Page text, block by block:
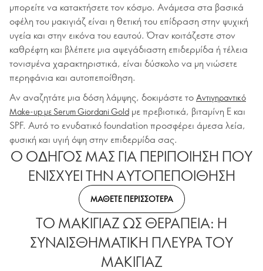
μπορείτε να κατακτήσετε τον κόσμο. Ανάμεσα στα βασικά
οφέλη του μακιγιάζ είναι η θετική του επίδραση στην ψυχική
υγεία και στην εικόνα του εαυτού. Όταν κοιτάζεστε στον
καθρέφτη και βλέπετε μια αψεγάδιαστη επιδερμίδα ή τέλεια
τονισμένα χαρακτηριστικά, είναι δύσκολο να μη νιώσετε
περηφάνια και αυτοπεποίθηση.
Αν αναζητάτε μια δόση λάμψης, δοκιμάστε το Αντιγηραντικό
Make-up με Serum Giordani Gold με πρεβιοτικά, βιταμίνη E και
SPF. Αυτό το ενυδατικό foundation προσφέρει άμεσα λεία,
φυσική και υγιή όψη στην επιδερμίδα σας.
Ο ΟΔΗΓΟΣ ΜΑΣ ΓΙΑ ΠΕΡΙΠΟΙΗΣΗ ΠΟΥ
ΕΝΙΣΧΥΕΙ ΤΗΝ ΑΥΤΟΠΕΠΟΙΘΗΣΗ
ΜΑΘΕΤΕ ΠΕΡΙΣΣΟΤΕΡΑ
ΤΟ ΜΑΚΙΓΙΑΖ ΩΣ ΘΕΡΑΠΕΙΑ: Η
ΣΥΝΑΙΣΘΗΜΑΤΙΚΗ ΠΛΕΥΡΑ ΤΟΥ
ΜΑΚΙΓΙΑΖ